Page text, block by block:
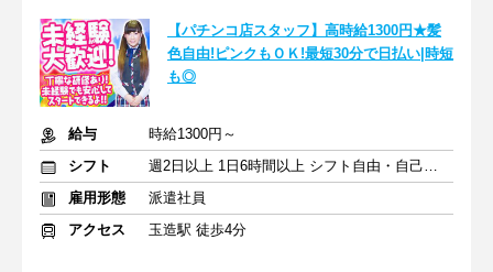
【パチンコ店スタッフ】高時給1300円★髪
色自由!ピンクもＯＫ!最短30分で日払い|時短
も◎
給与
時給1300円～
シフト
週2日以上 1日6時間以上 シフト自由・自己申告
雇用形態
派遣社員
アクセス
玉造駅 徒歩4分